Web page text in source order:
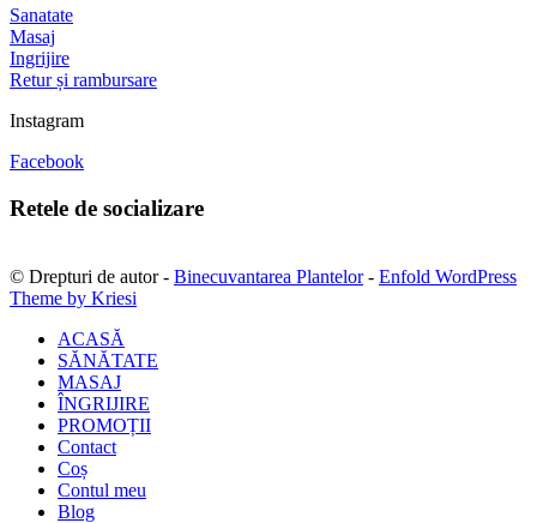
Sanatate
Masaj
Ingrijire
Retur și rambursare
Instagram
Facebook
Retele de socializare
© Drepturi de autor - Binecuvantarea Plantelor- Enfold WordPress
Theme by Kriesi
ACASĂ
SĂNĂTATE
MASAJ
ÎNGRIJIRE
PROMOȚII
Contact
Coș
Contul meu
Blog